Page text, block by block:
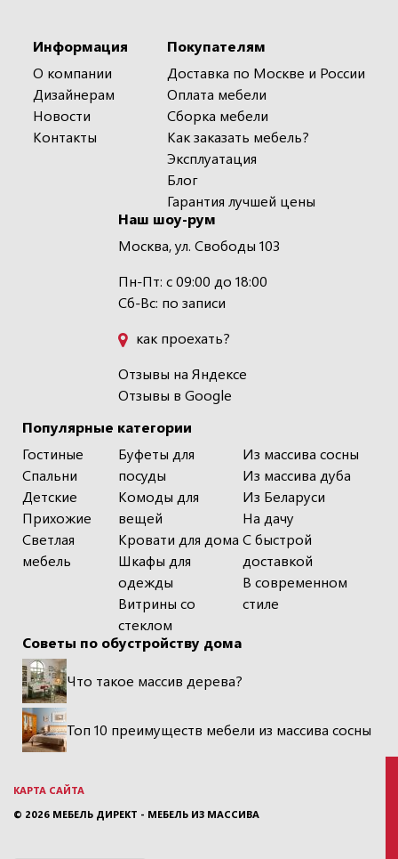
Информация
О компании
Дизайнерам
Новости
Контакты
Популярные категории
Гостиные
Спальни
Детские
Прихожие
Светлая
мебель
Буфеты для
посуды
Комоды для
вещей
Кровати для дома
Шкафы для
одежды
Витрины со
стеклом
Из массива сосны
Из массива дуба
Из Беларуси
На дачу
С быстрой
доставкой
В современном
стиле
Покупателям
Доставка по Москве и России
Оплата мебели
Сборка мебели
Как заказать мебель?
Эксплуатация
Блог
Гарантия лучшей цены
Наш шоу-рум
Москва, ул. Свободы 103
Пн-Пт: с 09:00 до 18:00
Сб-Вс: по записи
как проехать?
Отзывы на Яндексе
Отзывы в Google
Советы по обустройству дома
Что такое массив дерева?
Топ 10 преимуществ мебели из массива сосны
КАРТА САЙТА
© 2026 МЕБЕЛЬ ДИРЕКТ - МЕБЕЛЬ ИЗ МАССИВА